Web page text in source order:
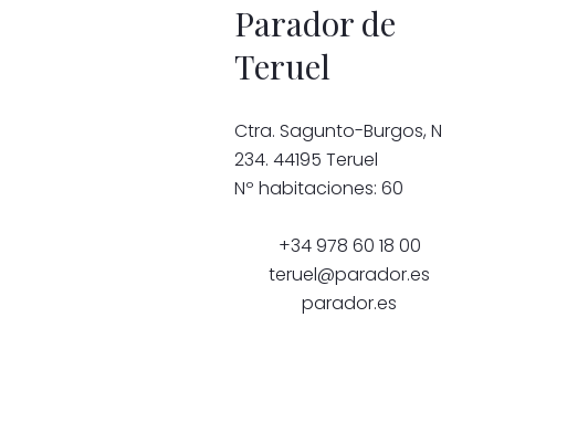
Parador de
Teruel
Ctra. Sagunto-Burgos, N
234. 44195 Teruel
Nº habitaciones: 60
+34 978 60 18 00
teruel@parador.es
parador.es